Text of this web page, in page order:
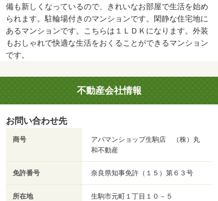
備も新しくなっているので、きれいなお部屋で生活を始め
られます。駐輪場付きのマンションです。閑静な住宅地に
あるマンションです。こちらは１ＬＤＫになります。外装
もおしゃれで快適な生活をおくることができるマンション
です。
不動産会社情報
お問い合わせ先
商号
アパマンショップ生駒店 （株）丸
和不動産
免許番号 奈良県知事免許（１５）第６３号
所在地 生駒市元町１丁目１０－５